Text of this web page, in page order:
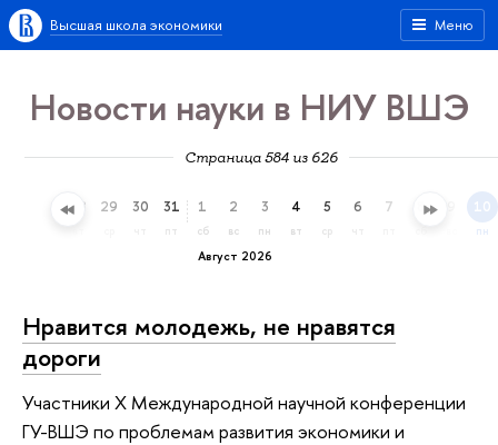
Меню
Высшая школа экономики
Новости науки в НИУ ВШЭ
Страница 584 из 626
28 29 30 31
пт
Август 2026
1
сб
2
вс
3
пн
4
вт
5
ср
6 7 8 10
пн
Нравится молодежь, не нравятся
дороги
Участники X Международной научной конференции
ГУ-ВШЭ по проблемам развития экономики и